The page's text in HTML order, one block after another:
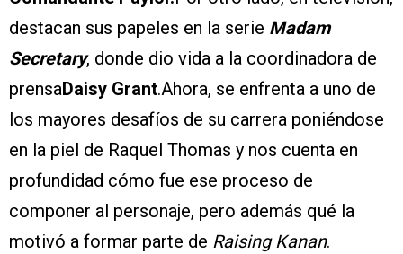
destacan sus papeles en la serie Madam
Secretary, donde dio vida a la coordinadora de
prensaDaisy Grant.Ahora, se enfrenta a uno de
los mayores desafíos de su carrera poniéndose
en la piel de Raquel Thomas y nos cuenta en
profundidad cómo fue ese proceso de
componer al personaje, pero además qué la
motivó a formar parte de Raising Kanan.